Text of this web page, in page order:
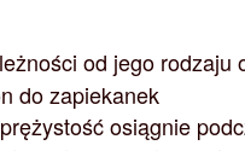
od jego rodzaju
do zapiekanek
osiągnie